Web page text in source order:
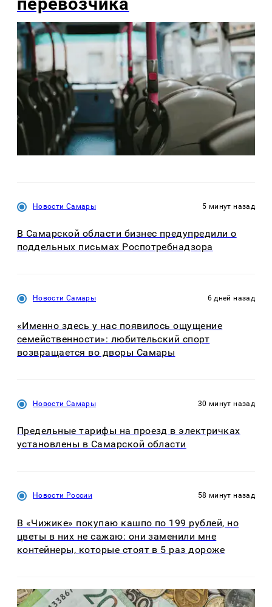
Новости Самары 5 минут назад
В Самарской области бизнес предупредили о
поддельных письмах Роспотребнадзора
Новости Самары 6 дней назад
«Именно здесь у нас появилось ощущение
семейственности»: любительский спорт
возвращается во дворы Самары
Новости Самары 30 минут назад
Предельные тарифы на проезд в электричках
установлены в Самарской области
Новости России 58 минут назад
В «Чижике» покупаю кашпо по 199 рублей, но
цветы в них не сажаю: они заменили мне
контейнеры, которые стоят в 5 раз дороже